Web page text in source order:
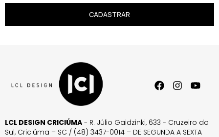
CADASTRAR
LCL DESIGN CRICIÚMA - R. Júlio Gaidzinki, 633 - Cruzeiro do
Sul, Criciúma – SC / (48) 3437-0014 – DE SEGUNDA A SEXTA